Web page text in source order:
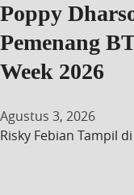
Poppy
Pemenang
Week 2026
Agustus 3, 2026
Risky Febian Tampil